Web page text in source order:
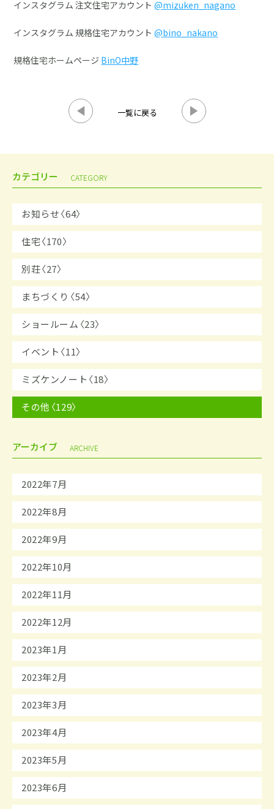
インスタグラム 注文住宅アカウント@mizuken_nagano
インスタグラム 規格住宅アカウント@bino_nakano
規格住宅ホームページ BinO中野
一覧に戻る
カテゴリー CATEGORY
お知らせ〈64〉
住宅〈170〉
別荘〈27〉
まちづくり〈54〉
ショールーム〈23〉
イベント〈11〉
ミズケンノート〈18〉
その他〈129〉
アーカイブ ARCHIVE
2022年7月
2022年8月
2022年9月
2022年10月
2022年11月
2022年12月
2023年1月
2023年2月
2023年3月
2023年4月
2023年5月
2023年6月